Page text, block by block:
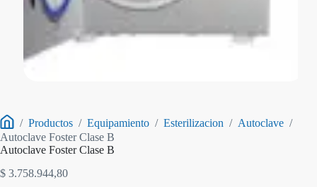
Inicio
/ Productos / Equipamiento / Esterilizacion / Autoclave /
Autoclave Foster Clase B
Autoclave Foster Clase B
$ 3.758.944,80